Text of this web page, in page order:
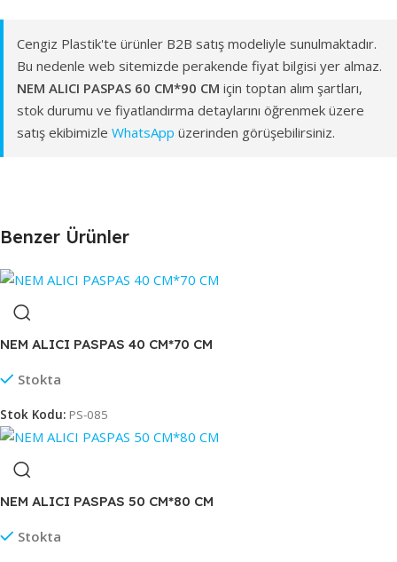
Cengiz Plastik'te ürünler B2B satış modeliyle sunulmaktadır.
Bu nedenle web sitemizde perakende fiyat bilgisi yer almaz.
NEM ALICI PASPAS 60 CM*90 CM için toptan alım şartları,
stok durumu ve fiyatlandırma detaylarını öğrenmek üzere
satış ekibimizle WhatsApp üzerinden görüşebilirsiniz.
Benzer Ürünler
NEM ALICI PASPAS 40 CM*70 CM
Stokta
Stok Kodu: PS-085
NEM ALICI PASPAS 50 CM*80 CM
Stokta